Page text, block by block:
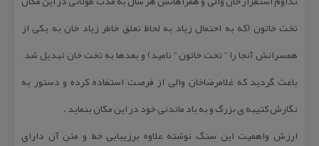
تخت خاتون (كه به احتمال زیاد به لحاظ تعلق خاطر زیاد خان به یكی از
همسرانش آنجا را ” تخت خاتون ” نامید) و بعدها به تخت خان تبدیل شد ,
باعث گردید كه غلامرضاخان والی از فرصت استفاده كرده و دستور به
نگارش كتیبه ی بزرگ و به یاد ماندنی خود در این مكان بنماید .
ارزش واهمیت این سنگ نوشته علاوه برزیبایی خط و متن آن دارای